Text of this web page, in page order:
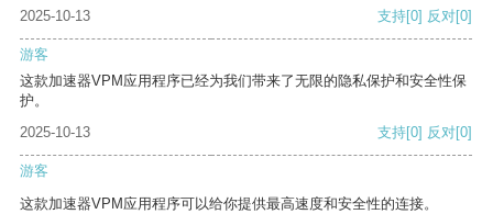
2025-10-13 支持[0] 反对[0]
游客
这款加速器VPM应用程序已经为我们带来了无限的隐私保护和安全性保
护。
2025-10-13
支持[0] 反对[0]
游客
这款加速器VPM应用程序可以给你提供最高速度和安全性的连接。